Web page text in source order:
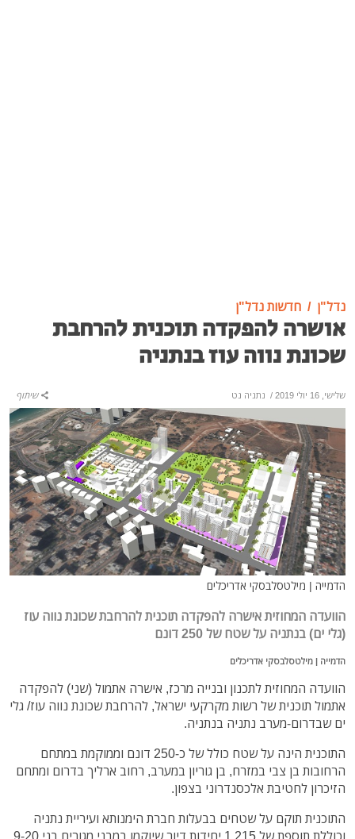
נדל"ן חדשות נדל"ן
אושרה להפקדה תוכנית להרחבת
שכונת נווה עוז בנתניה
שלישי, 16 יולי 2019 / נתניה נט שיתוף
הדמייה | מילטסלבסקי אדריכלים
הוועדה המחוזית אישרה להפקדה תוכנית להרחבת שכונת נווה עוז
(גלי ים) בנתניה על שטח של 250 דונם
הדמייה | מילטסלבסקי אדריכלים
הוועדה המחוזית לתכנון ובנייה מרכז, אישרה אתמול (שני) להפקדה
אתמול תוכנית של רשות מקרקעי ישראל, להרחבת שכונת נווה עוז/ גלי
ים שבדרום-מערב נתניה בנתניה.
התוכנית הינה על שטח כולל של כ-250 דונם וממוקמת במתחם
הרחובות בן צבי במזרח, בן גוריון במערב, רחוב ארליך בדרום ומתחם
הזיכרון לחטיבת אלכסנדרוני בצפון.
התוכנית תוקם על שטחים בבעלות חברת הימנותא ועיריית נתניה